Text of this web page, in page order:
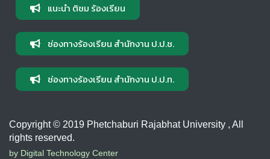
แนะนำ ติชม ร้องเรียน
ช่องทางร้องเรียน สำนักงาน ป.ป.ช.
ช่องทางร้องเรียน สำนักงาน ป.ป.ท.
Copyright © 2019 Phetchaburi Rajabhat University , All
rights reserved.
by Digital Technology Center